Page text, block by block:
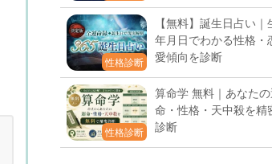
性格診断
【無料】誕生日占い｜
年月日でわかる性格・
愛傾向を診断
性格診断
算命学 無料｜あなた
命・性格・天中殺を精
診断